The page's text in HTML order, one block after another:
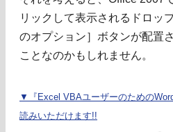
リックして表示されるドロッ
のオプション］ボタンが配置
ことなのかもしれません。
▼『Excel VBAユーザーのための
読みいただけます!!